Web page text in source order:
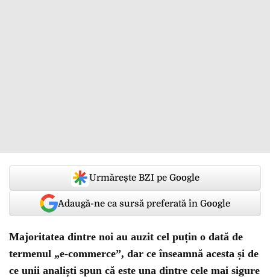
Urmărește BZI pe Google
Adaugă-ne ca sursă preferată în Google
Majoritatea dintre noi au auzit cel puțin o dată de
termenul „e-commerce”, dar ce înseamnă acesta și de
ce unii analiști spun că este una dintre cele mai sigure